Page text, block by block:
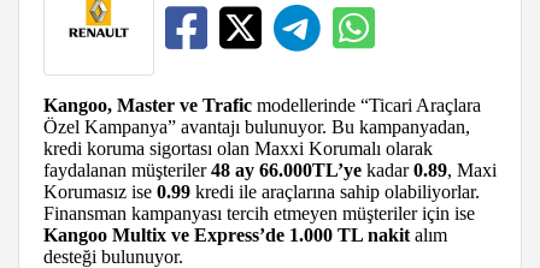
Kangoo, Master ve Trafic modellerinde “Ticari Araçlara
Özel Kampanya” avantajı bulunuyor. Bu kampanyadan,
kredi koruma sigortası olan Maxxi Korumalı olarak
faydalanan müşteriler48 ay 66.000TL’ye kadar0.89, Maxi
Korumasız ise 0.99 kredi ile araçlarına sahip olabiliyorlar.
Finansman kampanyası tercih etmeyen müşteriler için ise
Kangoo Multix ve Express’de 1.000 TL nakit alım
desteği bulunuyor.